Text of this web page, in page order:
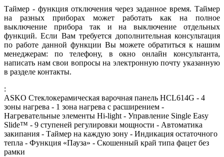
Таймер - функция отключения через заданное время. Таймер
на разных приборах может работать как на полное
выключение прибора так и на выключение отдельных
функций. Если Вам требуется дополнительная консультация
по работе данной функции Вы можете обратиться к нашим
менеджерам: по телефону, в окно онлайн консультанта,
написать нам свои вопросы на электронную почту указанную
в разделе контакты.
:
ASKO Стеклокерамическая варочная панель HCL614G - 4
зоны нагрева - 1 зона нагрева с расширением -
Нагревательные элементы Hi-light - Управление Single Easy
Slide™ - 9 ступеней регулировки мощности - Автоматика
закипания - Таймер на каждую зону - Индикация остаточного
тепла - Функция «Пауза» - Скошенный край типа фацет без
рамки